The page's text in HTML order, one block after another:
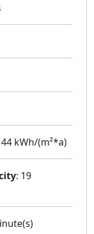
kWh/(m²*a)
: 19